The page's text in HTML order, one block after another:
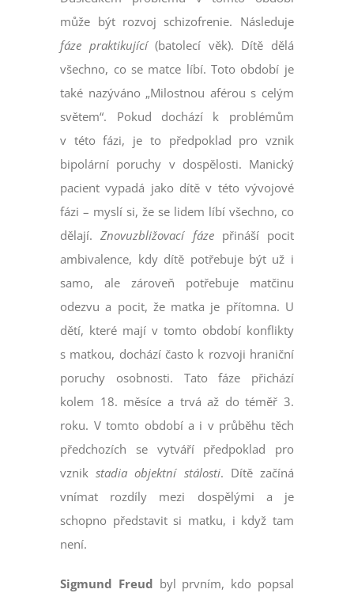
může být rozvoj schizofrenie. Následuje
fáze praktikující(batolecí věk). Dítě dělá
všechno, co se matce líbí. Toto období je
také nazýváno „Milostnou aférou s celým
světem“. Pokud dochází k problémům
v této fázi, je to předpoklad pro vznik
bipolární poruchy v dospělosti. Manický
pacient vypadá jako dítě v této vývojové
fázi – myslí si, že se lidem líbí všechno, co
dělají.Znovuzbližovací fázepřináší pocit
ambivalence, kdy dítě potřebuje být už i
samo, ale zároveň potřebuje matčinu
odezvu a pocit, že matka je přítomna. U
dětí, které mají v tomto období konflikty
s matkou, dochází často k rozvoji hraniční
poruchy osobnosti. Tato fáze přichází
kolem 18. měsíce a trvá až do téměř 3.
roku. V tomto období a i v průběhu těch
předchozích se vytváří předpoklad pro
vznikstadia objektní stálosti. Dítě začíná
vnímat rozdíly mezi dospělými a je
schopno představit si matku, i když tam
není.
Sigmund Freud byl prvním, kdo popsal